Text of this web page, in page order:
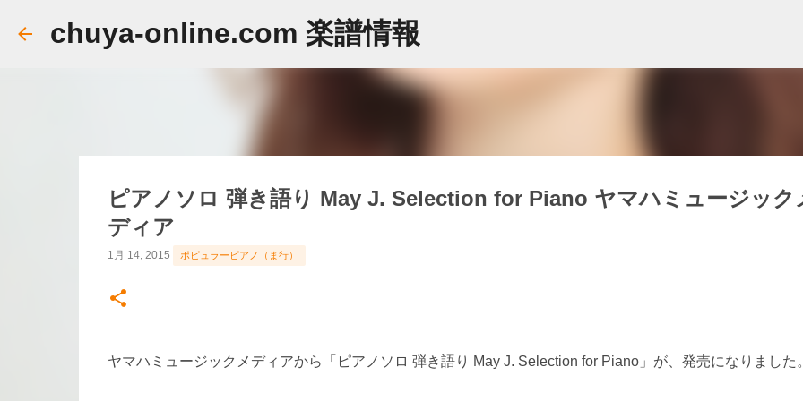
chuya-online.com 楽譜情報
ピアノソロ 弾き語り May J. Selection for Piano ヤマハミュージック
ディア
1月 14, 2015 ポピュラーピアノ（ま行）
ヤマハミュージックメディアから「ピアノソロ 弾き語り May J. Selection for Piano」が、発売になりました